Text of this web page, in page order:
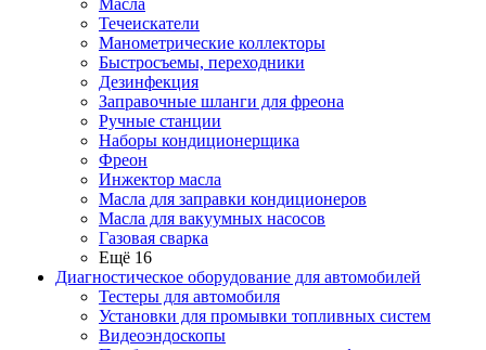
Масла
Течеискатели
Манометрические коллекторы
Быстросъемы, переходники
Дезинфекция
Заправочные шланги для фреона
Ручные станции
Наборы кондиционерщика
Фреон
Инжектор масла
Масла для заправки кондиционеров
Масла для вакуумных насосов
Газовая сварка
Ещё 16
Диагностическое оборудование для автомобилей
Тестеры для автомобиля
Установки для промывки топливных систем
Видеоэндоскопы